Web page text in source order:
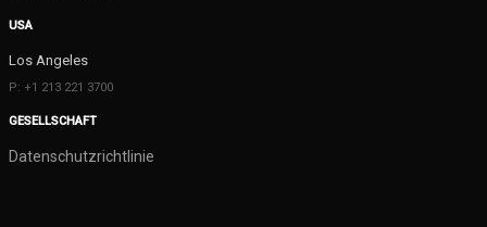
USA
Los Angeles
P: +1 213 221 3700
GESELLSCHAFT
Datenschutzrichtlinie